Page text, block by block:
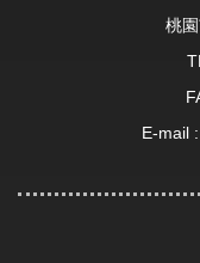
桃
E-mail :